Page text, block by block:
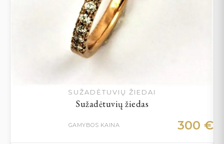
SUŽADĖTUVIŲ ŽIEDAI
Sužadėtuvių žiedas
GAMYBOS KAINA 300 €